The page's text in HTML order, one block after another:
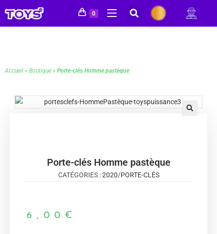
0
Accueil » Boutique » Porte-clés Homme pastèque
Porte-clés Homme pastèque
CATÉGORIES :2020/PORTE-CLÉS
6,00 €